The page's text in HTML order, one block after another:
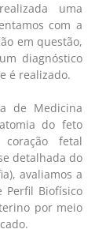
uma
com a
em questão,
diagnóstico
é realizado.
de Medicina
do feto
fetal
detalhada do
avaliamos a
Biofísico
por meio